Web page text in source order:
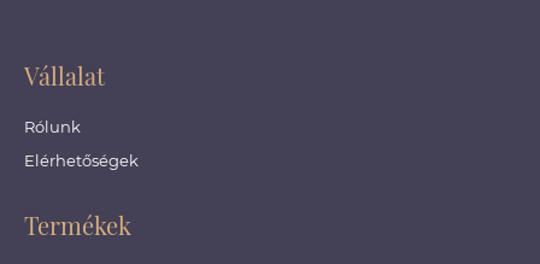
Vállalat
Rólunk
Elérhetőségek
Termékek